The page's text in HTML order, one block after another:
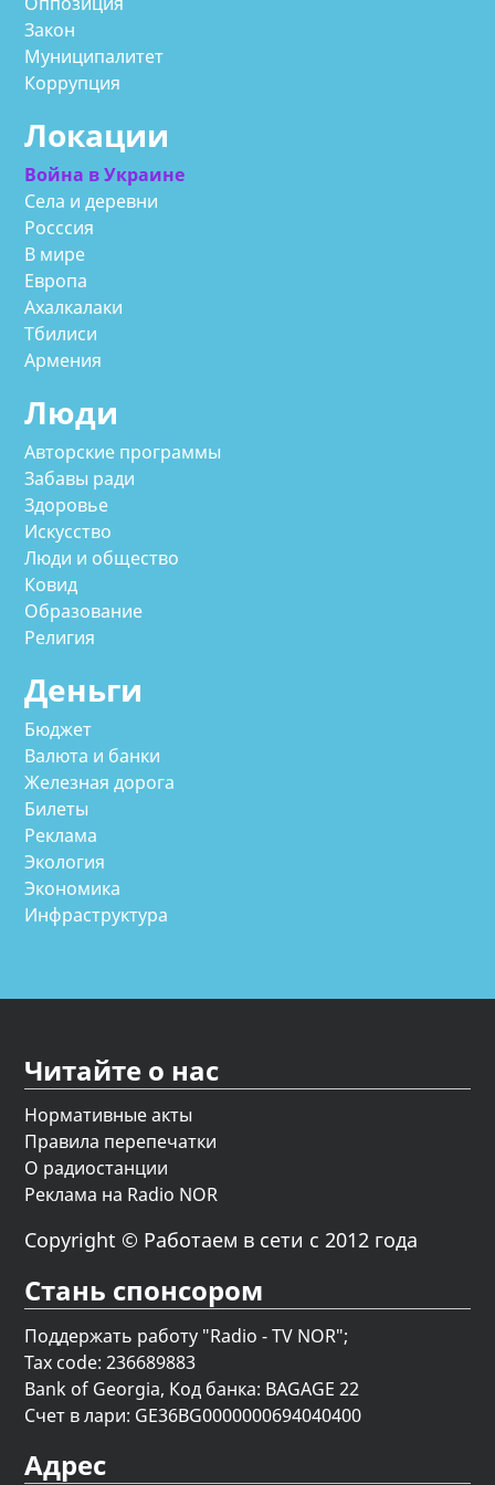
Закон
Муниципалитет
Коррупция
Локации
Война в Украине
Села и деревни
Росссия
В мире
Европа
Ахалкалаки
Тбилиси
Армения
Люди
Авторские программы
Забавы ради
Здоровье
Искусство
Люди и общество
Ковид
Образование
Религия
Деньги
Бюджет
Валюта и банки
Железная дорога
Билеты
Реклама
Экология
Экономика
Инфраструктура
Читайте о нас
Нормативные акты
Правила перепечатки
О радиостанции
Реклама на Radio NOR
Copyright © Работаем в сети с 2012 года
Стань спонсором
Поддержать работу "Radio - TV NOR";
Tax code: 236689883
Bank of Georgia, Код банка: BAGAGE 22
Счет в лари: GE36BG0000000694040400
Адрес